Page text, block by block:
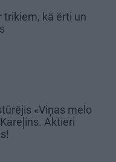
trikiem, kā ērti un
«Viņas melo
Aktieri